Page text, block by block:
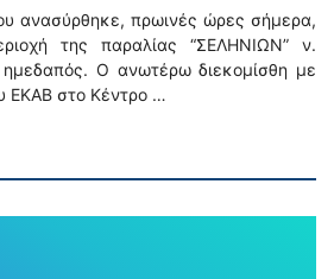
ανασύρθηκε, πρωινές ώρες σήμερα,
της παραλίας “ΣΕΛΗΝΙΩΝ” ν.
Ο ανωτέρω διεκομίσθη με
ΕΚΑΒ στο Κέντρο …